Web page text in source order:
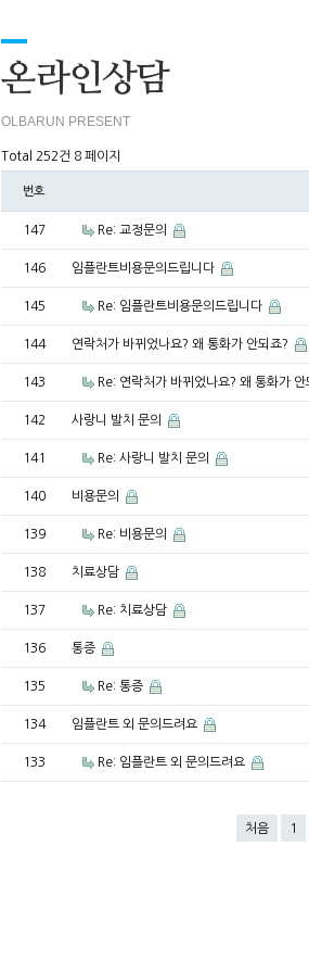
온라인상담
OLBARUN PRESENT
Total 252건 8 페이지
번호
147 Re: 교정문의
146 임플란트비용문의드립니다
145 Re: 임플란트비용문의드립니다
144 연락처가 바뀌었나요? 왜 통화가 안되죠?
143 Re: 연락처가 바뀌었나요? 왜 통화가 안
142 사랑니 발치 문의
141 Re: 사랑니 발치 문의
140 비용문의
139 Re: 비용문의
138 치료상담
137 Re: 치료상담
136 통증
135 Re: 통증
134 임플란트 외 문의드려요
133 Re: 임플란트 외 문의드려요
처음 1